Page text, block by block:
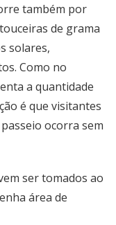
também por
de grama
solares,
Como no
a quantidade
é que visitantes
ocorra sem
ser tomados ao
área de